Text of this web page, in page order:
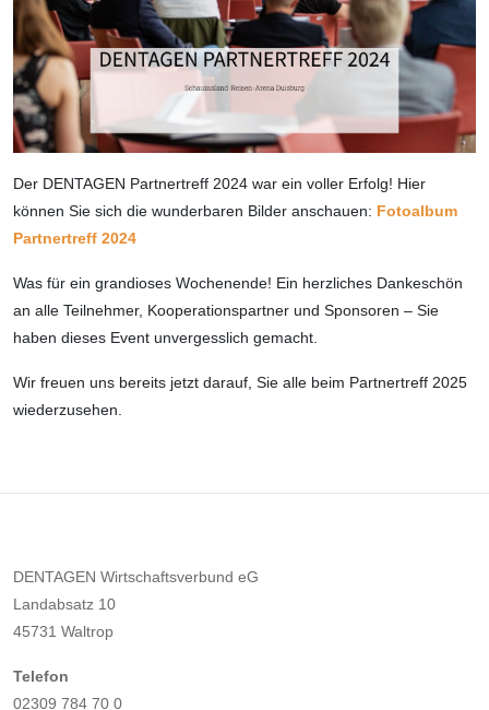
Der DENTAGEN Partnertreff 2024 war ein voller Erfolg! Hier
können Sie sich die wunderbaren Bilder anschauen: Fotoalbum
Partnertreff 2024
Was für ein grandioses Wochenende! Ein herzliches Dankeschön
an alle Teilnehmer, Kooperationspartner und Sponsoren – Sie
haben dieses Event unvergesslich gemacht.
Wir freuen uns bereits jetzt darauf, Sie alle beim Partnertreff 2025
wiederzusehen.
DENTAGEN Wirtschaftsverbund eG
Landabsatz 10
45731 Waltrop
Telefon
02309 784 70 0